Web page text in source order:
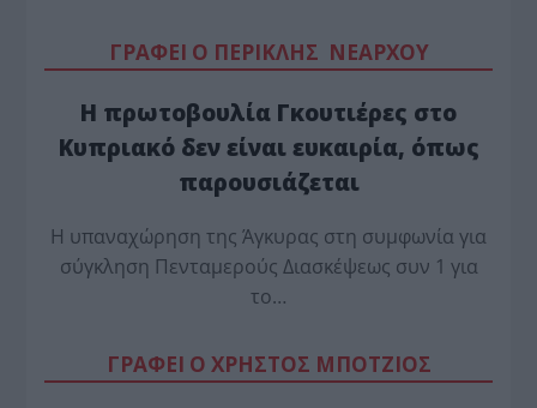
ΓΡΑΦΕΙ Ο ΠΕΡΙΚΛΗΣ ΝΕΑΡΧΟΥ
Η πρωτοβουλία Γκουτιέρες στο
Κυπριακό δεν είναι ευκαιρία, όπως
παρουσιάζεται
Η υπαναχώρηση της Άγκυρας στη συμφωνία για
σύγκληση Πενταμερούς Διασκέψεως συν 1 για
το…
ΓΡΑΦΕΙ Ο ΧΡΗΣΤΟΣ ΜΠΟΤΖΙΟΣ